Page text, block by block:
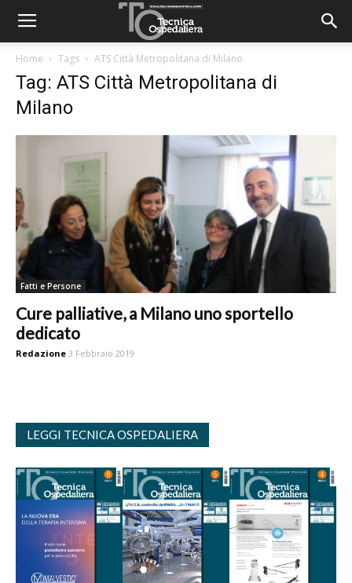
Home Tags ATS Città Metropolitana di Milano
Tag: ATS Città Metropolitana di
Milano
Fatti e Persone
Cure palliative, a Milano uno sportello
dedicato
Redazione 3 Febbraio 2019
LEGGI TECNICA OSPEDALIERA